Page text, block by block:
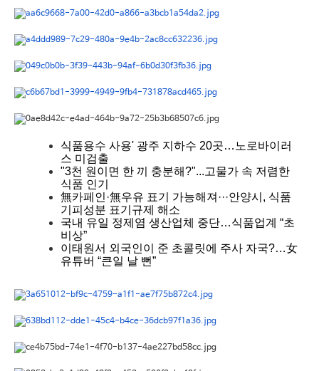
식품용수 사용' 광주 지하수 20곳…노로바이러
스 미검출
"3천 원이면 한 끼 충분해?"...고물가 속 저렴한
식품 인기
無카페인·無우유 표기 가능해져···안양시, 식품
기피성분 표기규제 해소
국내 유일 정제염 생산업체 중단…식품업계 “초
비상”
이태원서 외국인이 준 초콜릿에 주사 자국?…女
유튜버 “큰일 날 뻔”